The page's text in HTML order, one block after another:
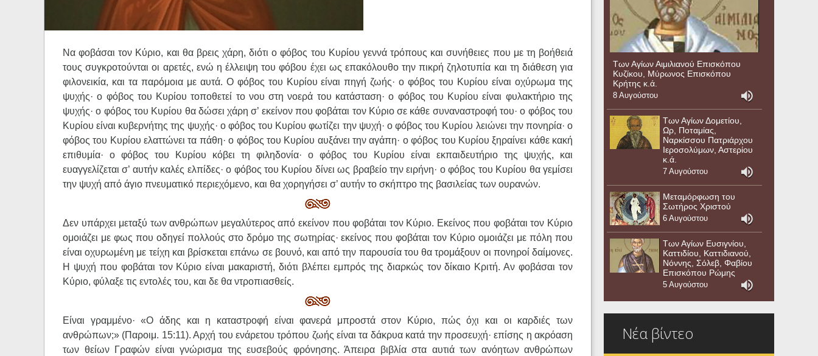
Να φοβάσαι τον Κύριο, και θα βρεις χάρη, διότι ο φόβος του Κυρίου γεννά τρόπους και συνήθειες που με τη βοήθειά
τους συγκροτούνται οι αρετές, ενώ η έλλειψη του φόβου έχει ως επακόλουθο την πικρή ζηλοτυπία και τη διάθεση για
φιλονεικία, και τα παρόμοια με αυτά. Ο φόβος του Κυρίου είναι πηγή ζωής· ο φόβος του Κυρίου είναι οχύρωμα της
ψυχής· ο φόβος του Κυρίου τοποθετεί το νου στη νοερά του κατάσταση· ο φόβος του Κυρίου είναι φυλακτήριο της
ψυχής· ο φόβος του Κυρίου θα δώσει χάρη σ’ εκείνον που φοβάται τον Κύριο σε κάθε συναναστροφή του· ο φόβος του
Κυρίου είναι κυβερνήτης της ψυχής· ο φόβος του Κυρίου φωτίζει την ψυχή· ο φόβος του Κυρίου λειώνει την πονηρία· ο
φόβος του Κυρίου ελαττώνει τα πάθη· ο φόβος του Κυρίου αυξάνει την αγάπη· ο φόβος του Κυρίου ξηραίνει κάθε κακή
επιθυμία· ο φόβος του Κυρίου κόβει τη φιληδονία· ο φόβος του Κυρίου είναι εκπαιδευτήριο της ψυχής, και
ευαγγελίζεται σ’ αυτήν καλές ελπίδες· ο φόβος του Κυρίου δίνει ως βραβείο την ειρήνη· ο φόβος του Κυρίου θα γεμίσει
την ψυχή από άγιο πνευματικό περιεχόμενο, και θα χορηγήσει σ’ αυτήν το σκήπτρο της βασιλείας των ουρανών.
Δεν υπάρχει μεταξύ των ανθρώπων μεγαλύτερος από εκείνον που φοβάται τον Κύριο. Εκείνος που φοβάται τον Κύριο
ομοιάζει με φως που οδηγεί πολλούς στο δρόμο της σωτηρίας· εκείνος που φοβάται τον Κύριο ομοιάζει με πόλη που
είναι οχυρωμένη με τείχη και βρίσκεται επάνω σε βουνό, και από την παρουσία του θα τρομάξουν οι πονηροί δαίμονες.
Η ψυχή που φοβάται τον Κύριο είναι μακαριστή, διότι βλέπει εμπρός της διαρκώς τον δίκαιο Κριτή. Αν φοβάσαι τον
Κύριο, φύλαξε τις εντολές του, και δε θα ντροπιασθείς.
Είναι γραμμένο· «Ο άδης και η καταστροφή είναι φανερά μπροστά στον Κύριο, πώς όχι και οι καρδιές των
ανθρώπων;» (Παροιμ. 15:11). Αρχή του ενάρετου τρόπου ζωής είναι τα δάκρυα κατά την προσευχή· επίσης η ακρόαση
των θείων Γραφών είναι γνώρισμα της ευσεβούς φρόνησης. Άπειρα βιβλία στα αυτιά των ανόητων ανθρώπων
Των Αγίων Αιμιλιανού Επισκόπου
Κυζίκου, Μύρωνος Επισκόπου
Κρήτης κ.ά.
8 Αυγούστου
Των Αγίων Δομετίου,
Ωρ, Ποταμίας,
Ναρκίσσου Πατριάρχου
Ιεροσολύμων, Αστερίου
κ.ά.
7 Αυγούστου
Μεταμόρφωση του
Σωτήρος Χριστού
6 Αυγούστου
Των Αγίων Ευσιγνίου,
Καττιδίου, Καττιδιανού,
Νόννης, Σόλεβ, Φαβίου
Επισκόπου Ρώμης
5 Αυγούστου
Νέα βίντεο